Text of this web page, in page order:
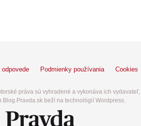
Podmienky používania Cookies
práva sú vyhradené a vykonáva ich vydavateľ,
Blog.Pravda.sk beží na technológií Wordpress.